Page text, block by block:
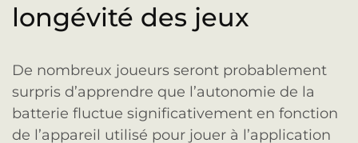
longévité des jeux
De nombreux joueurs seront probablement
surpris d’apprendre que l’autonomie de la
batterie fluctue significativement en fonction
de l’appareil utilisé pour jouer à l’application